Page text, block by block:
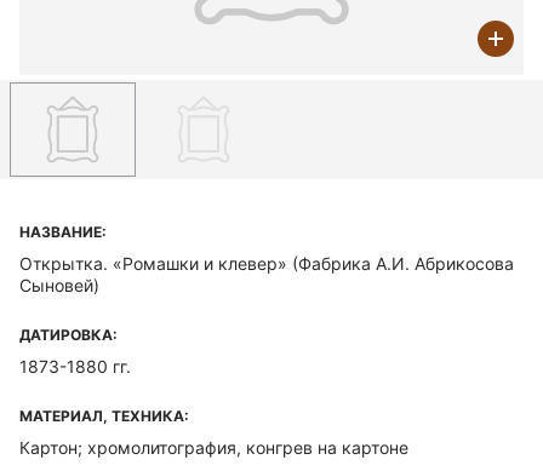
НАЗВАНИЕ:
Открытка. «Ромашки и клевер» (Фабрика А.И. Абрикосова
Сыновей)
ДАТИРОВКА:
1873-1880 гг.
МАТЕРИАЛ, ТЕХНИКА:
Картон; хромолитография, конгрев на картоне